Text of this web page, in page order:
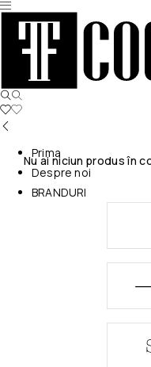
Nu ai niciun produs în
Prima
Despre noi
BRANDURI